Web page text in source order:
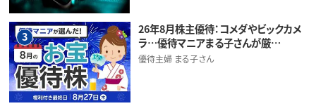
3
26年8月株主優待：コメダやビックカメ
ラ…優待マニアまる子さんが厳…
優待主婦 まる子さん